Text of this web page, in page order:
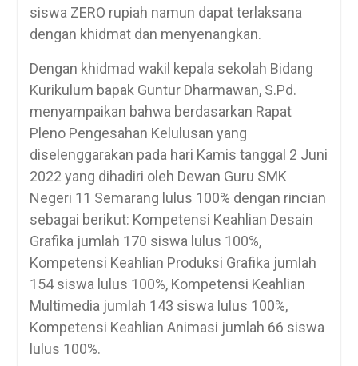
siswa ZERO rupiah namun dapat terlaksana
dengan khidmat dan menyenangkan.
Dengan khidmad wakil kepala sekolah Bidang
Kurikulum bapak Guntur Dharmawan, S.Pd.
menyampaikan bahwa berdasarkan Rapat
Pleno Pengesahan Kelulusan yang
diselenggarakan pada hari Kamis tanggal 2 Juni
2022 yang dihadiri oleh Dewan Guru SMK
Negeri 11 Semarang lulus 100% dengan rincian
sebagai berikut: Kompetensi Keahlian Desain
Grafika jumlah 170 siswa lulus 100%,
Kompetensi Keahlian Produksi Grafika jumlah
154 siswa lulus 100%, Kompetensi Keahlian
Multimedia jumlah 143 siswa lulus 100%,
Kompetensi Keahlian Animasi jumlah 66 siswa
lulus 100%.